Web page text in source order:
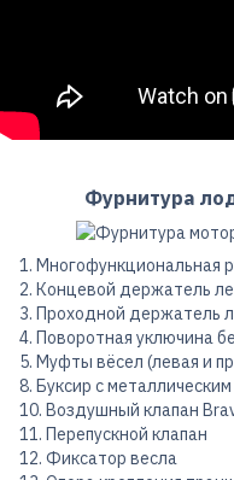
Фурнитура
1. Многофункциональная
2. Концевой держатель
3. Проходной держатель
4. Поворотная уключина
5. Муфты вёсел (левая и
8. Буксир с
10. Воздушный клапан
11. Перепускной клапан
12. Фиксатор весла